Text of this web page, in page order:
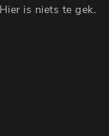
is niets te gek.